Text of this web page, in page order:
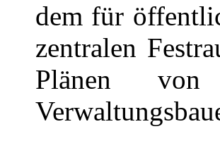
dem für
zentralen
Plänen von